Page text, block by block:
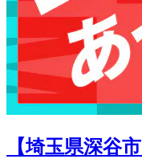
【埼玉県深谷